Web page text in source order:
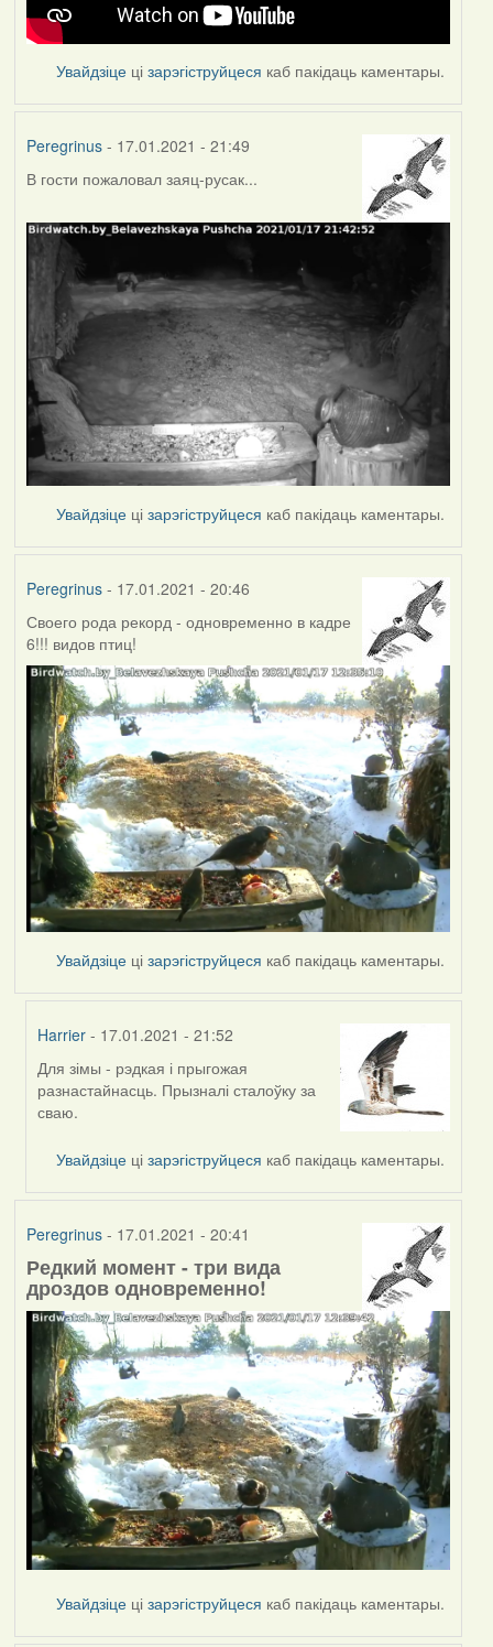
Увайдзіце цізарэгіструйцеся каб пакідаць каментары.
Peregrinus- 17.01.2021 - 21:49
В гости пожаловал заяц-русак...
Увайдзіце цізарэгіструйцеся каб пакідаць каментары.
Peregrinus- 17.01.2021 - 20:46
Своего рода рекорд - одновременно в кадре
6!!! видов птиц!
Увайдзіце цізарэгіструйцеся каб пакідаць каментары.
Harrier - 17.01.2021 - 21:52
In
reply
to
Peregrinus
Для зімы - рэдкая і прыгожая
разнастайнасць. Прызналі сталоўку за
сваю.
Увайдзіце цізарэгіструйцеся каб пакідаць каментары.
Peregrinus- 17.01.2021 - 20:41
Редкий момент - три вида
дроздов одновременно!
Увайдзіце цізарэгіструйцеся каб пакідаць каментары.